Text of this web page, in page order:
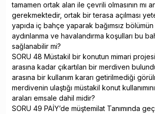
tamamen ortak alan ile çevrili olmasının mı
gerekmektedir, ortak bir terasa açılması
yapıda iç bahçe yaparak bağımsız bölümün
aydınlanma ve havalandırma koşulları bu
sağlanabilir mi?
SORU 48 Müstakil bir konutun mimari
arasına kadar çıkartılan bir merdiven
arasına bir kullanım kararı getirilmediği
merdivenin ulaştığı müstakil konut
araları emsale dahil midir?
SORU 49 PAİY’de müştemilat Tanımında